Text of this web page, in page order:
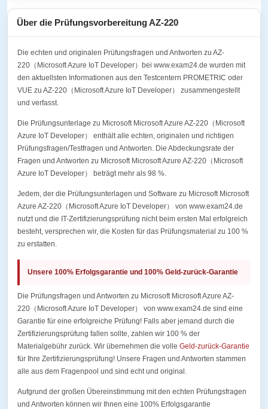
Über die Prüfungsvorbereitung AZ-220
Die echten und originalen Prüfungsfragen und Antworten zu AZ-
220（Microsoft Azure IoT Developer）bei www.exam24.de wurden mit
den aktuellsten Informationen aus den Testcentern PROMETRIC oder
VUE zu AZ-220（Microsoft Azure IoT Developer） zusammengestellt
und verfasst.
Die Prüfungsunterlage zu Microsoft Microsoft Azure AZ-220（Microsoft
Azure IoT Developer） enthält alle echten, originalen und richtigen
Prüfungsfragen/Testfragen und Antworten. Die Abdeckungsrate der
Fragen und Antworten zu Microsoft Microsoft Azure AZ-220（Microsoft
Azure IoT Developer） beträgt mehr als 98 %.
Jedem, der die Prüfungsunterlagen und Software zu Microsoft Microsoft
Azure AZ-220（Microsoft Azure IoT Developer） von www.exam24.de
nutzt und die IT-Zertifizierungsprüfung nicht beim ersten Mal erfolgreich
besteht, versprechen wir, die Kosten für das Prüfungsmaterial zu 100 %
zu erstatten.
Unsere 100% Erfolgsgarantie und 100% Geld-zurück-Garantie
Die Prüfungsfragen und Antworten zu Microsoft Microsoft Azure AZ-
220（Microsoft Azure IoT Developer） von www.exam24.de sind eine
Garantie für eine erfolgreiche Prüfung! Falls aber jemand durch die
Zertifizierungsprüfung fallen sollte, zahlen wir 100 % der
Materialgebühr zurück. Wir übernehmen die volle Geld-zurück-Garantie
für Ihre Zertifizierungsprüfung! Unsere Fragen und Antworten stammen
alle aus dem Fragenpool und sind echt und original.
Aufgrund der großen Übereinstimmung mit den echten Prüfungsfragen
und Antworten können wir Ihnen eine 100% Erfolgsgarantie